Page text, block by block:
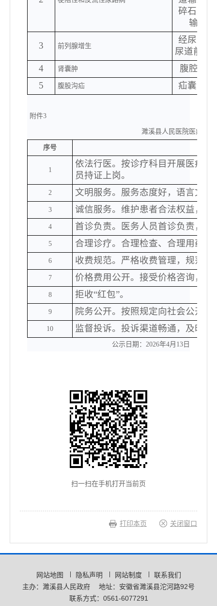
碎石术/
输尿
3 前列腺增生
经尿道
尿道前列
4
肾囊肿
腹腔镜
5
腹股沟疝 疝囊高
附件3
濉溪县人民医院医疗机
序号
1
依法行医。按诊疗科目开展医疗
员持证上岗。
2 文明服务。服务态度好，语言文
3 诚信服务。维护患者合法权益，
4 首诊负责。医务人员首诊负责，不
5 合理诊疗。合理检查、合理用药、
6 收费规范。严格收费管理，规范
7 价格费用公开。接受价格咨询，提
8 拒收“红包”。
9 院务公开。按照规定向社会公开
10 监督投诉。投诉渠道畅通，及时
公示日期：2026年4月13日
扫一扫在手机打开当前页
打印本页 关闭窗口
网站地图 隐私声明 网站制度
联系我们
主办：濉溪县人民政府
地址：安徽省濉溪县沱河路92号
联系方式：0561-6077291